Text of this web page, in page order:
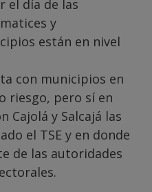
el día de las
y
están en nivel
con municipios en
riesgo, pero sí en
Cajolá y Salcajá las
el TSE y en donde
de las autoridades